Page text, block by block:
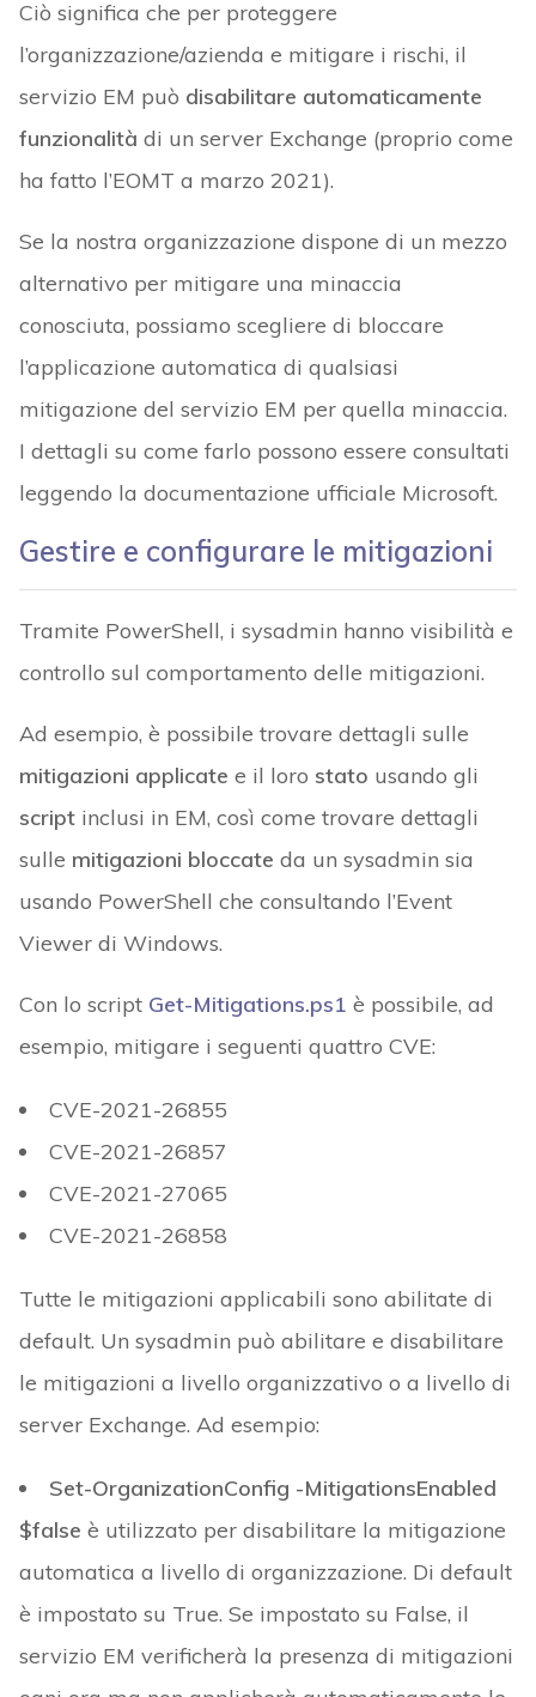
Ciò significa che per proteggere
l’organizzazione/azienda e mitigare i rischi, il
servizio EM può disabilitare automaticamente
funzionalità di un server Exchange (proprio come
ha fatto l’EOMT a marzo 2021).
Se la nostra organizzazione dispone di un mezzo
alternativo per mitigare una minaccia
conosciuta, possiamo scegliere di bloccare
l’applicazione automatica di qualsiasi
mitigazione del servizio EM per quella minaccia.
I dettagli su come farlo possono essere consultati
leggendo la documentazione ufficiale Microsoft.
Gestire e configurare le mitigazioni
Tramite PowerShell, i sysadmin hanno visibilità e
controllo sul comportamento delle mitigazioni.
Ad esempio, è possibile trovare dettagli sulle
mitigazioni applicate e il loro stato usando gli
scriptinclusi in EM, così come trovare dettagli
sulle mitigazioni bloccate da un sysadmin sia
usando PowerShell che consultando l’Event
Viewer di Windows.
Con lo script Get-Mitigations.ps1 è possibile, ad
esempio, mitigare i seguenti quattro CVE:
CVE-2021-26855
CVE-2021-26857
CVE-2021-27065
CVE-2021-26858
Tutte le mitigazioni applicabili sono abilitate di
default. Un sysadmin può abilitare e disabilitare
le mitigazioni a livello organizzativo o a livello di
server Exchange. Ad esempio:
Set-OrganizationConfig -MitigationsEnabled
$false è utilizzato per disabilitare la mitigazione
automatica a livello di organizzazione. Di default
è impostato su True. Se impostato su False, il
servizio EM verificherà la presenza di mitigazioni